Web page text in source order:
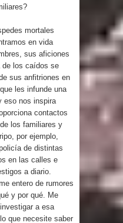
mortales
en vida
sus aficiones
los caídos se
sus anfitriones en
les infunde una
eso nos inspira
contactos
los familiares y
por ejemplo,
de distintas
en las calles e
a diario.
entero de rumores
y por qué. Me
a esa
que necesite saber